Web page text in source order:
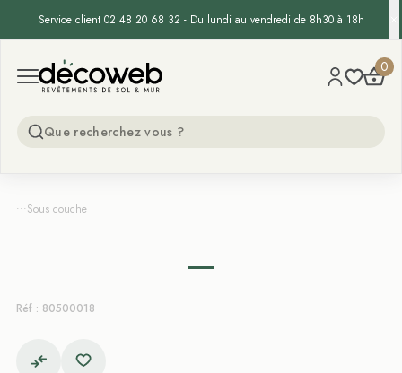
Service client 02 48 20 68 32 - Du lundi au vendredi de 8h30 à 18h
Open menu
Decoweb 0
...Sous couche
Réf : 80500018